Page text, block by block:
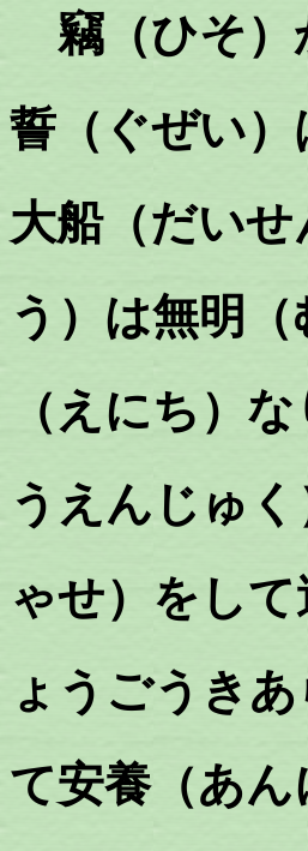
竊（ひそ
誓（ぐぜい
大船（だい
う）は無明
（えにち）
うえんじゅ
ゃせ）をし
ょうごうき
て安養（あ